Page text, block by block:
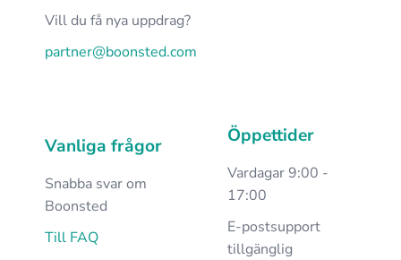
Vill du få nya uppdrag?
partner@boonsted.com
Vanliga frågor
Snabba svar om
Boonsted
Till FAQ
Öppettider
Vardagar 9:00 -
17:00
E-postsupport
tillgänglig